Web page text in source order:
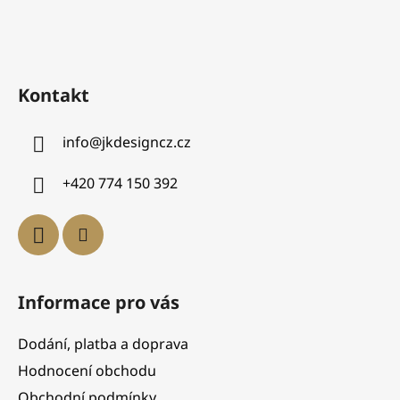
Kontakt
info@jkdesigncz.cz
+420 774 150 392
Informace pro vás
Dodání, platba a doprava
Hodnocení obchodu